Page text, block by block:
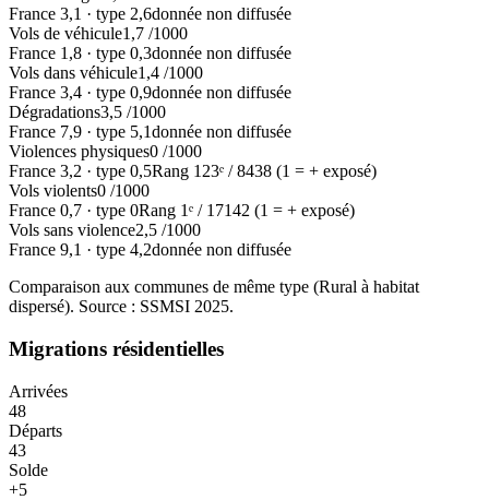
France 3,1 · type 2,6donnée non diffusée
Vols de véhicule1,7 /1000
France 1,8 · type 0,3donnée non diffusée
Vols dans véhicule1,4 /1000
France 3,4 · type 0,9donnée non diffusée
Dégradations3,5 /1000
France 7,9 · type 5,1donnée non diffusée
Violences physiques0 /1000
France 3,2 · type 0,5Rang 123ᵉ /8438 (1 = + exposé)
Vols violents0 /1000
France 0,7 · type 0Rang 1ᵉ / 17142 (1 = + exposé)
Vols sans violence2,5 /1000
France 9,1 · type 4,2donnée non diffusée
Comparaison aux communes de même type (Rural à habitat
dispersé). Source : SSMSI 2025.
Migrations résidentielles
Arrivées
48
Départs
43
Solde
+5